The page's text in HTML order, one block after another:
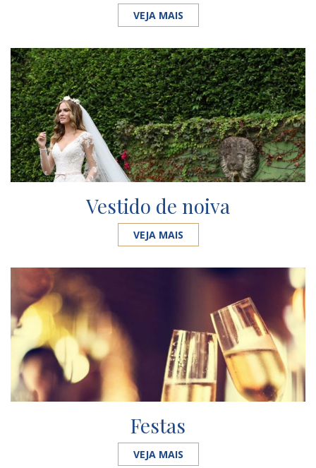
VEJA MAIS
Vestido de noiva
VEJA MAIS
Festas
VEJA MAIS